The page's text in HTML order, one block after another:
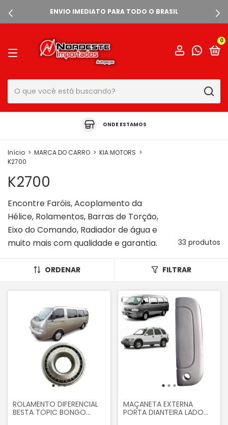
ENVIO IMEDIATO PARA TODO O BRASIL
0
ONDE ESTAMOS
Início > MARCA DO CARRO > KIA MOTORS >
K2700
K2700
Encontre Faróis, Acoplamento da
Hélice, Rolamentos, Barras de Torção,
Eixo do Comando, Radiador de água e
muito mais com qualidade e garantia.
33 produtos
ORDENAR FILTRAR
ROLAMENTO DIFERENCIAL
BESTA TOPIC BONGO
MAÇANETA EXTERNA
PORTA DIANTEIRA LADO